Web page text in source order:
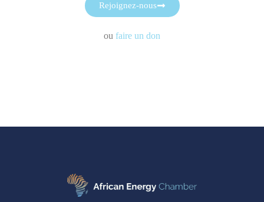
Rejoignez-nous
ou faire un don